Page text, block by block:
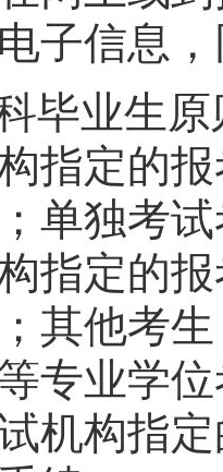
子信息
毕业生
指定的
单独考
指定的
其他考
专业学
机构指